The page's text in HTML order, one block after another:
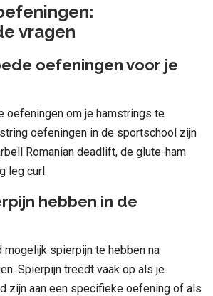
vragen
oefeningen voor je
oefeningen om je hamstrings te
oefeningen in de sportschool zijn
Romanian deadlift, de glute-ham
leg curl.
hebben in de
mogelijk spierpijn te hebben na
Spierpijn treedt vaak op als je
zijn aan een specifieke oefening of als